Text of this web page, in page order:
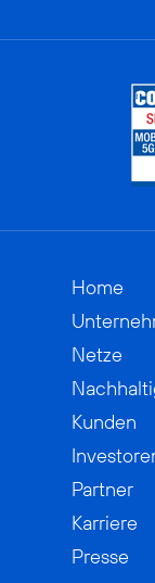
Home
Netze
Kunden
Partner
Karriere
Presse